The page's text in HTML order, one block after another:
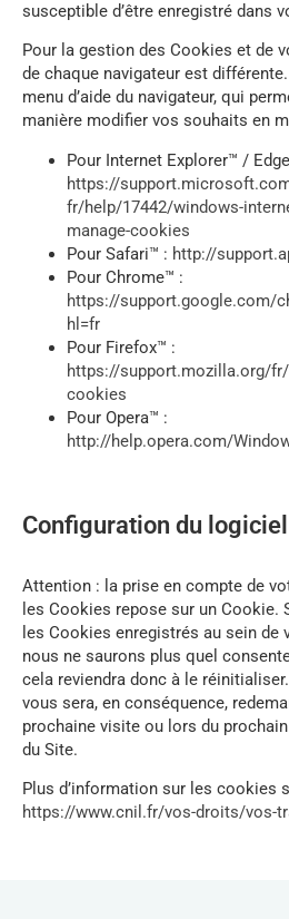
susceptible d’être enregistré dans
Pour la gestion des Cookies et de
de chaque navigateur est
menu d’aide du navigateur, qui
manière modifier vos souhaits en
Pour Internet Explorer™ /
https://
fr/help/17442/windows-
manage-cookies
Pour Safari™ : http://
Pour Chrome™ :
https://support.google.com/
hl=fr
Pour Firefox™ :
https://support.mozilla.org/
cookies
Pour Opera™ :
http://help.opera.com/
Configuration du
Attention : la prise en compte de
les Cookies repose sur un Cookie.
les Cookies enregistrés au sein de
nous ne saurons plus quel
cela reviendra donc à le
vous sera, en conséquence,
prochaine visite ou lors du prochain
du Site.
Plus d’information sur les cookies
https://www.cnil.fr/vos-droits/vos-